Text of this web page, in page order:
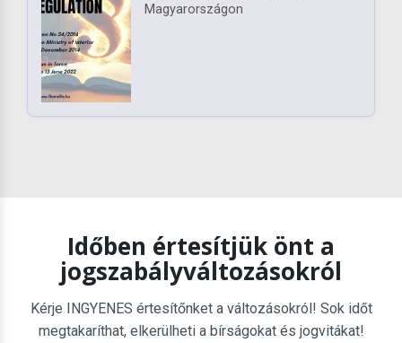
Magyarországon
Időben értesítjük önt a
jogszabályváltozásokról
Kérje INGYENES értesítőnket a változásokról! Sok időt
megtakaríthat, elkerülheti a bírságokat és jogvitákat!